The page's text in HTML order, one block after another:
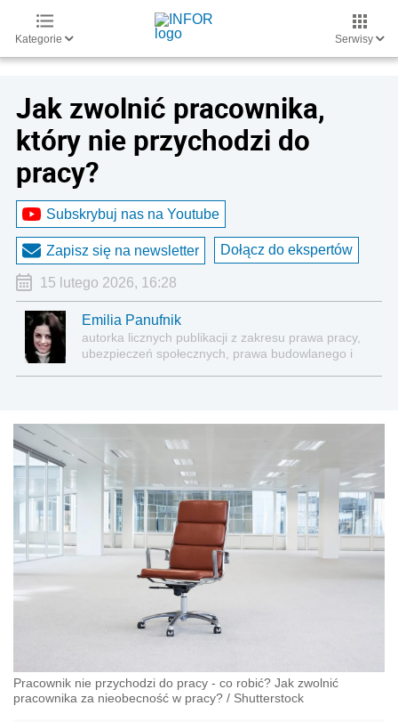
Kategorie Serwisy
Jak zwolnić pracownika,
który nie przychodzi do
pracy?
Subskrybuj nas na Youtube
Zapisz się na newsletter Dołącz do ekspertów
15 lutego 2026, 16:28
Emilia Panufnik
autorka licznych publikacji z zakresu prawa pracy,
ubezpieczeń społecznych, prawa budowlanego i
Pracownik nie przychodzi do pracy - co robić? Jak zwolnić
pracownika za nieobecność w pracy? / Shutterstock